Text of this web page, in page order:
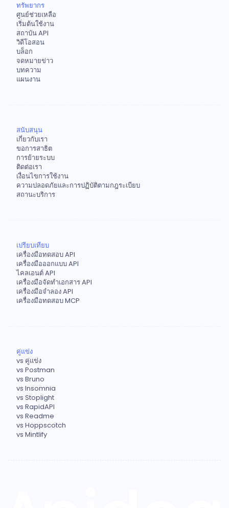
ทรัพยากร
ศูนย์ช่วยเหลือ
เริ่มต้นใช้งาน
สถาบัน API
วิดีโอสอน
บล็อก
จดหมายข่าว
บทความ
แผนงาน
สนับสนุน
เกี่ยวกับเรา
ขอการสาธิต
การย้ายระบบ
ติดต่อเรา
เงื่อนไขการใช้งาน
ความปลอดภัยและการปฏิบัติตามกฎระเบียบ
สถานะบริการ
เปรียบเทียบ
เครื่องมือทดสอบ API
เครื่องมือออกแบบ API
ไคลเอนต์ API
เครื่องมือจัดทำเอกสาร API
เครื่องมือจำลอง API
เครื่องมือทดสอบ MCP
คู่แข่ง
vs คู่แข่ง
vs Postman
vs Bruno
vs Insomnia
vs Stoplight
vs RapidAPI
vs Readme
vs Hoppscotch
vs Mintlify